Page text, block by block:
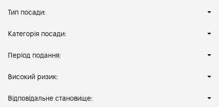
Тип посади:
Категорія посади:
Період подання:
Високий ризик:
Відповідальне становище: